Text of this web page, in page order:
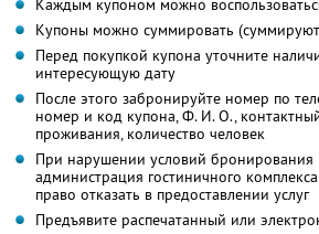
Каждым купоном можно
Купоны можно суммировать
Перед покупкой купона уточните
интересующую дату
После этого забронируйте номер по
номер и код купона, Ф. И. О.,
проживания, количество человек
При нарушении условий бронирования
администрация гостиничного
право отказать в предоставлении услуг
Предъявите распечатанный или